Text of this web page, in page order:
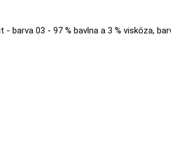
barva 03 - 97 % bavlna a 3 % viskóza,